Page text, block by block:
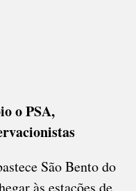
o PSA,
São Bento do